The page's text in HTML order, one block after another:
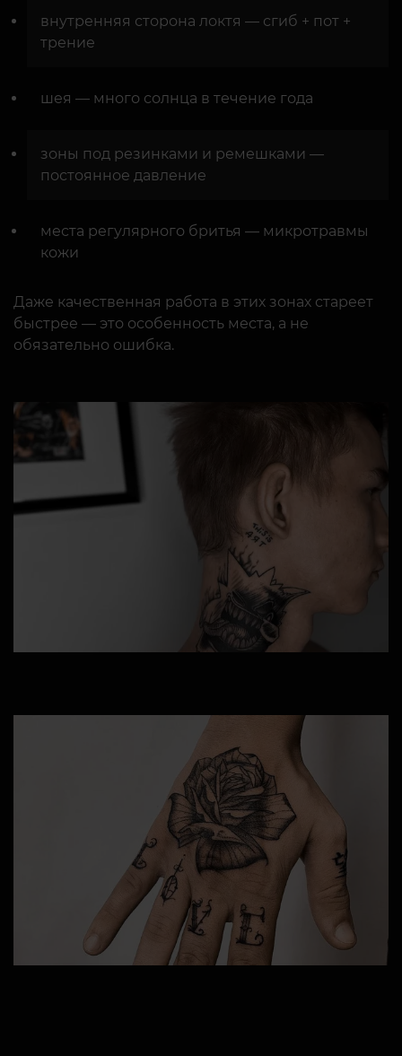
внутренняя сторона локтя — сгиб + пот +
трение
шея — много солнца в течение года
зоны под резинками и ремешками —
постоянное давление
места регулярного бритья — микротравмы
кожи
Даже качественная работа в этих зонах стареет
быстрее — это особенность места, а не
обязательно ошибка.